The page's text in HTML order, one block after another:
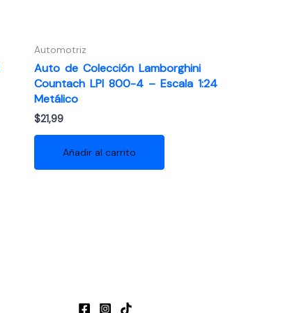
Automotriz
Auto de Colección Lamborghini
Countach LPI 800-4 – Escala 1:24
Metálico
$21,99
Añadir al carrito